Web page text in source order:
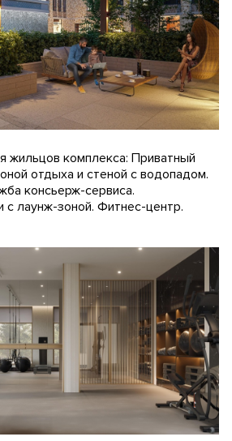
жильцов комплекса: Приватный
отдыха и стеной с водопадом.
консьерж-сервиса.
с лаунж-зоной. Фитнес-центр.